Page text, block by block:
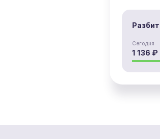
Сегодня
1 136 ₽